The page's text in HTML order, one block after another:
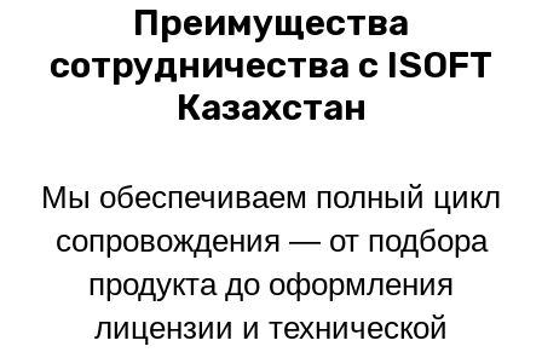
Преимущества
сотрудничества с ISOFT
Казахстан
Мы обеспечиваем полный цикл
сопровождения — от подбора
продукта до оформления
лицензии и технической